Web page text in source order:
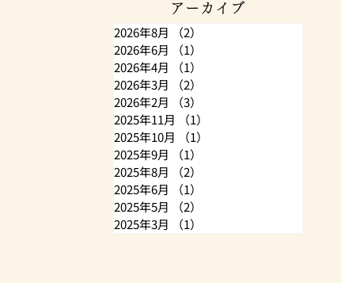
アーカイブ
2026年8月 （2）
2026年6月
（1）
2026年4月
（1）
2026年3月
（2）
2026年2月
（3）
2025年11月
（1）
2025年10月
（1）
2025年9月
（1）
2025年8月
（2）
2025年6月
（1）
2025年5月
（2）
2025年3月
（1）